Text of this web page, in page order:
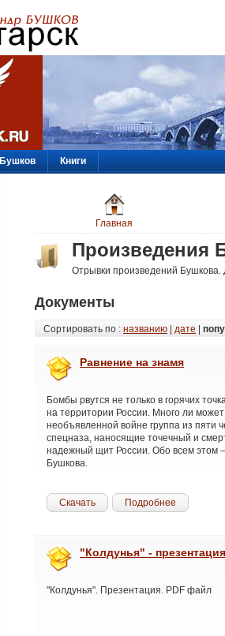
Бушков Книги
Главная
Произведения
Отрывки произведений Бушкова.
Документы
Сортировать по : названию дате
Равнение на знамя
Бомбы рвутся не только в горячих
на территории России. Много ли может
необъявленной войне группа из пяти
спецназа, наносящие точечный и
надежный щит России. Обо всем этом
Бушкова.
Скачать Подробнее
"Колдунья" - презентация
"Колдунья". Презентация. PDF файл